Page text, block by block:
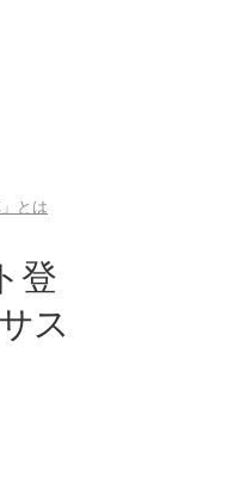
とは
登
ス